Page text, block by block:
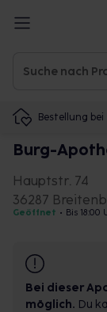
Bestellung bei
Burg-
Hauptstr. 74
36287
Geöffnet • Bis 18:00
Bei dieser
möglich. Du